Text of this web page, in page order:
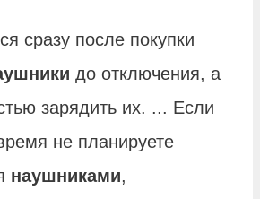
сразу после покупки
до отключения, а
зарядить их. ... Если
не планируете
наушниками,